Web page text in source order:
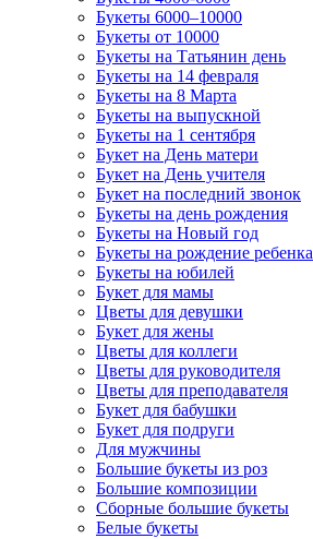
Букеты 6000–10000
Букеты от 10000
Букеты на Татьянин день
Букеты на 14 февраля
Букеты на 8 Марта
Букеты на выпускной
Букеты на 1 сентября
Букет на День матери
Букет на День учителя
Букет на последний звонок
Букеты на день рождения
Букеты на Новый год
Букеты на рождение ребенка
Букеты на юбилей
Букет для мамы
Цветы для девушки
Букет для жены
Цветы для коллеги
Цветы для руководителя
Цветы для преподавателя
Букет для бабушки
Букет для подруги
Для мужчины
Большие букеты из роз
Большие композиции
Сборные большие букеты
Белые букеты